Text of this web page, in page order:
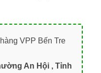
VPP Bến Tre
An Hội , Tỉnh